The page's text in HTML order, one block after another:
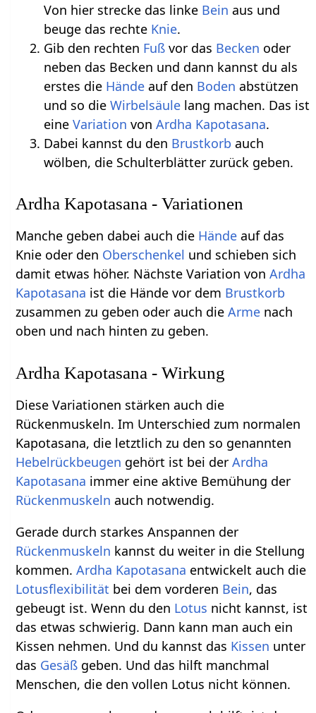
Von hier strecke das linke Bein aus und
beuge das rechte Knie.
Gib den rechten Fuß vor das Becken oder
neben das Becken und dann kannst du als
erstes die Hände auf den Boden abstützen
und so dieWirbelsäule lang machen. Das ist
eineVariation vonArdha Kapotasana.
Dabei kannst du den Brustkorb auch
wölben, die Schulterblätter zurück geben.
Ardha Kapotasana - Variationen
Manche geben dabei auch die Hände auf das
Knie oder den Oberschenkel und schieben sich
damit etwas höher. Nächste Variation vonArdha
Kapotasana ist die Hände vor dem Brustkorb
zusammen zu geben oder auch dieArme nach
oben und nach hinten zu geben.
Ardha Kapotasana - Wirkung
Diese Variationen stärken auch die
Rückenmuskeln. Im Unterschied zum normalen
Kapotasana, die letztlich zu den so genannten
Hebelrückbeugen gehört ist bei derArdha
Kapotasana immer eine aktive Bemühung der
Rückenmuskeln auch notwendig.
Gerade durch starkes Anspannen der
Rückenmuskeln kannst du weiter in die Stellung
kommen.Ardha Kapotasana entwickelt auch die
Lotusflexibilität bei dem vorderen Bein, das
gebeugt ist. Wenn du den Lotus nicht kannst, ist
das etwas schwierig. Dann kann man auch ein
Kissen nehmen. Und du kannst das Kissen unter
das Gesäß geben. Und das hilft manchmal
Menschen, die den vollen Lotus nicht können.